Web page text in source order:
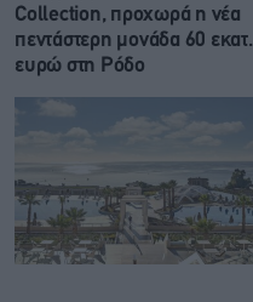
Collection, προχωρά η νέα
πεντάστερη μονάδα 60 εκατ.
ευρώ στη Ρόδο